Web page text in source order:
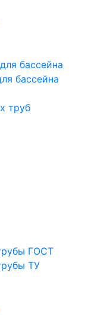
бассейна
бассейна
труб
ГОСТ
ТУ